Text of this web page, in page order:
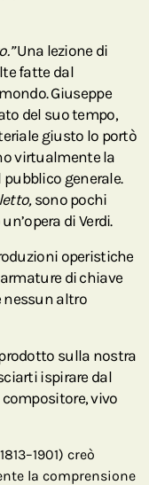
Una lezione di
fatte dal
Giuseppe
del suo tempo,
giusto lo portò
virtualmente la
pubblico generale.
sono pochi
di Verdi.
operistiche
armature di chiave
altro
sulla nostra
ispirare dal
vivo
creò
la comprensione